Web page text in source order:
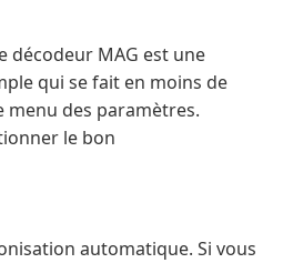
décodeur MAG est une
qui se fait en moins de
menu des paramètres.
le bon
automatique. Si vous